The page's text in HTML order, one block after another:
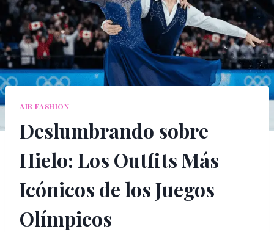
AIR FASHION
Deslumbrando sobre
Hielo: Los Outfits Más
Icónicos de los Juegos
Olímpicos